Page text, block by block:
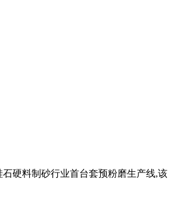
硬料制砂行业首台套预粉磨生产线,该